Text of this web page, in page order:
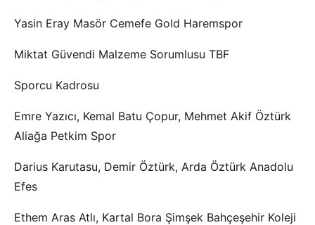
Yasin Eray Masör Cemefe Gold Haremspor
Miktat Güvendi Malzeme Sorumlusu TBF
Sporcu Kadrosu
Emre Yazıcı, Kemal Batu Çopur, Mehmet Akif Öztürk
Aliağa Petkim Spor
Darius Karutasu, Demir Öztürk, Arda Öztürk Anadolu
Efes
Ethem Aras Atlı, Kartal Bora Şimşek Bahçeşehir Koleji